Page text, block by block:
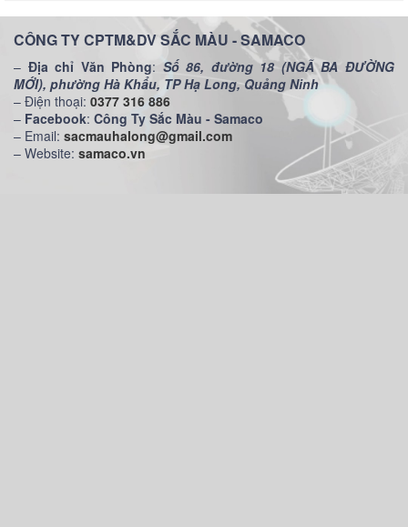
CÔNG TY CPTM&DV SẮC MÀU - SAMACO
– Địa chỉ Văn Phòng: Số 86, đường 18 (NGÃ BA ĐƯỜNG
MỚI), phường Hà Khẩu, TP Hạ Long, Quảng Ninh
– Điện thoại: 0377 316 886
– Facebook: Công Ty Sắc Màu - Samaco
– Email: sacmauhalong@gmail.com
– Website: samaco.vn